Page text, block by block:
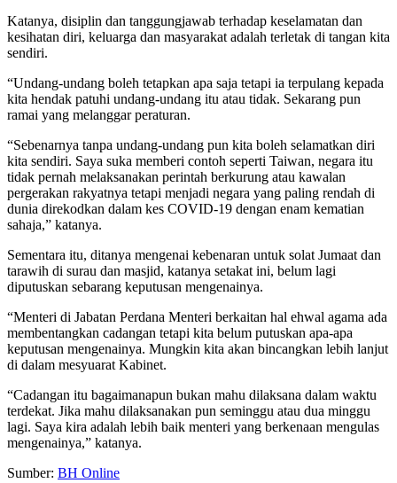
Katanya, disiplin dan tanggungjawab terhadap keselamatan dan
kesihatan diri, keluarga dan masyarakat adalah terletak di tangan kita
sendiri.
“Undang-undang boleh tetapkan apa saja tetapi ia terpulang kepada
kita hendak patuhi undang-undang itu atau tidak. Sekarang pun
ramai yang melanggar peraturan.
“Sebenarnya tanpa undang-undang pun kita boleh selamatkan diri
kita sendiri. Saya suka memberi contoh seperti Taiwan, negara itu
tidak pernah melaksanakan perintah berkurung atau kawalan
pergerakan rakyatnya tetapi menjadi negara yang paling rendah di
dunia direkodkan dalam kes COVID-19 dengan enam kematian
sahaja,” katanya.
Sementara itu, ditanya mengenai kebenaran untuk solat Jumaat dan
tarawih di surau dan masjid, katanya setakat ini, belum lagi
diputuskan sebarang keputusan mengenainya.
“Menteri di Jabatan Perdana Menteri berkaitan hal ehwal agama ada
membentangkan cadangan tetapi kita belum putuskan apa-apa
keputusan mengenainya. Mungkin kita akan bincangkan lebih lanjut
di dalam mesyuarat Kabinet.
“Cadangan itu bagaimanapun bukan mahu dilaksana dalam waktu
terdekat. Jika mahu dilaksanakan pun seminggu atau dua minggu
lagi. Saya kira adalah lebih baik menteri yang berkenaan mengulas
mengenainya,” katanya.
Sumber: BH Online